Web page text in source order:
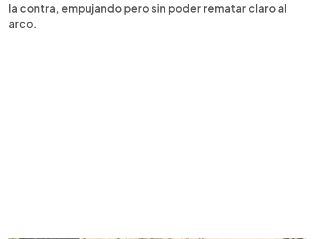
la contra, empujando pero sin poder rematar claro al
arco.